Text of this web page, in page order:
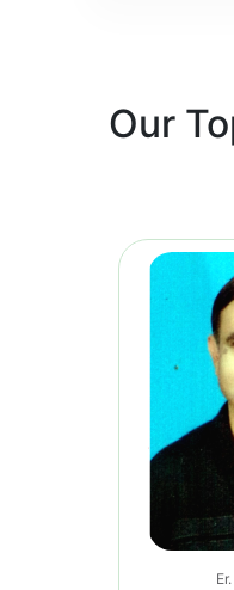
Induction
Bihar. (Per...
Read more...
Our